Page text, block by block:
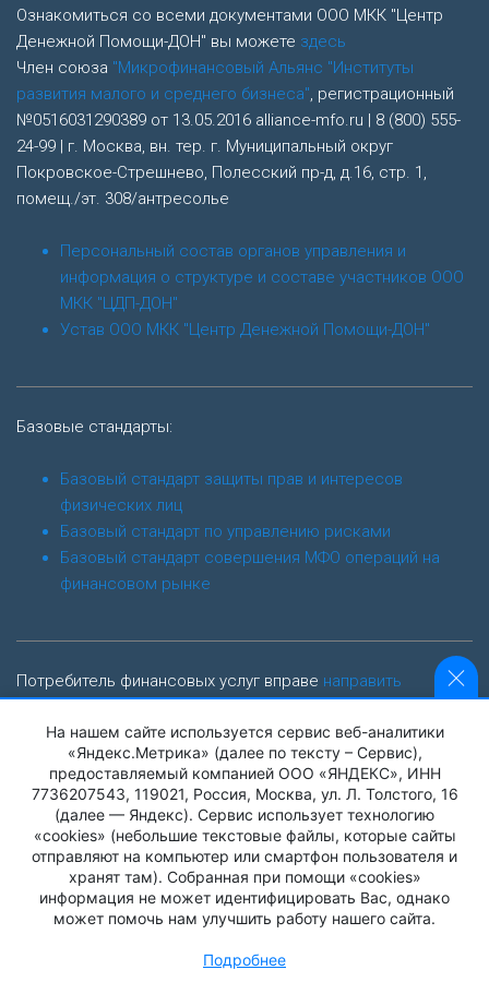
Ознакомиться со всеми документами ООО МКК "Центр
Денежной Помощи-ДОН" вы можете здесь
Член союза "Микрофинансовый Альянс "Институты
развития малого и среднего бизнеса" , регистрационный
№0516031290389 от 13.05.2016 alliance-mfo.ru | 8 (800) 555-
24-99 | г. Москва, вн. тер. г. Муниципальный округ
Покровское-Стрешнево, Полесский пр-д, д.16, стр. 1,
помещ./эт. 308/антресолье
Персональный состав органов управления и
информация о структуре и составе участников ООО
МКК "ЦДП-ДОН"
Устав ООО МКК "Центр Денежной Помощи-ДОН"
Базовые стандарты:
Базовый стандарт защиты прав и интересов
физических лиц
Базовый стандарт по управлению рисками
Базовый стандарт совершения МФО операций на
финансовом рынке
Потребитель финансовых услуг вправе направить
finombudsman.ru
Адрес: 119017, г. Москва, Старомонетный пер., дом 3
Контактный центр Службы финансового уполномоченного:
8 (800) 200-00-10
Официальный сайт Банка России
На нашем сайте используется сервис веб-аналитики
«Яндекс.Метрика» (далее по тексту – Сервис),
предоставляемый компанией ООО «ЯНДЕКС», ИНН
7736207543, 119021, Россия, Москва, ул. Л. Толстого, 16
(далее — Яндекс). Сервис использует технологию
«cookies» (небольшие текстовые файлы, которые сайты
отправляют на компьютер или смартфон пользователя и
хранят там). Собранная при помощи «cookies»
информация не может идентифицировать Вас, однако
может помочь нам улучшить работу нашего сайта.
Подробнее